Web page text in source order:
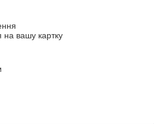
на вашу картку